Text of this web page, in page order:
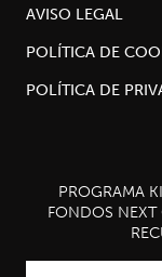
AVISO LEGAL
POLÍTICA DE
POLÍTICA DE
PROGRAMA
FONDOS